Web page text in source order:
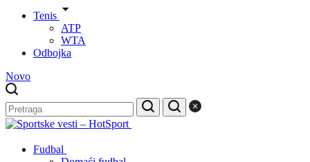
Tenis
ATP
WTA
Odbojka
Novo
Fudbal